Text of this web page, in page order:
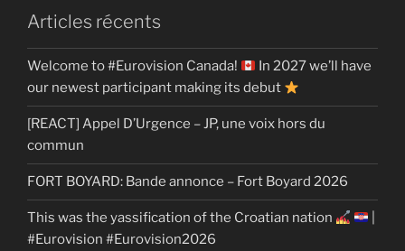
Articles récents
Welcome to #Eurovision Canada!
In 2027 we’ll have
our newest participant making its debut
[REACT] Appel D’Urgence – JP, une voix hors du
commun
FORT BOYARD: Bande annonce – Fort Boyard 2026
This was the yassification of the Croatian nation
#Eurovision #Eurovision2026